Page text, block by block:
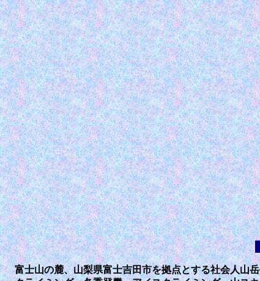
富士山の麓、山梨県富士吉田市を拠点とする社会人山